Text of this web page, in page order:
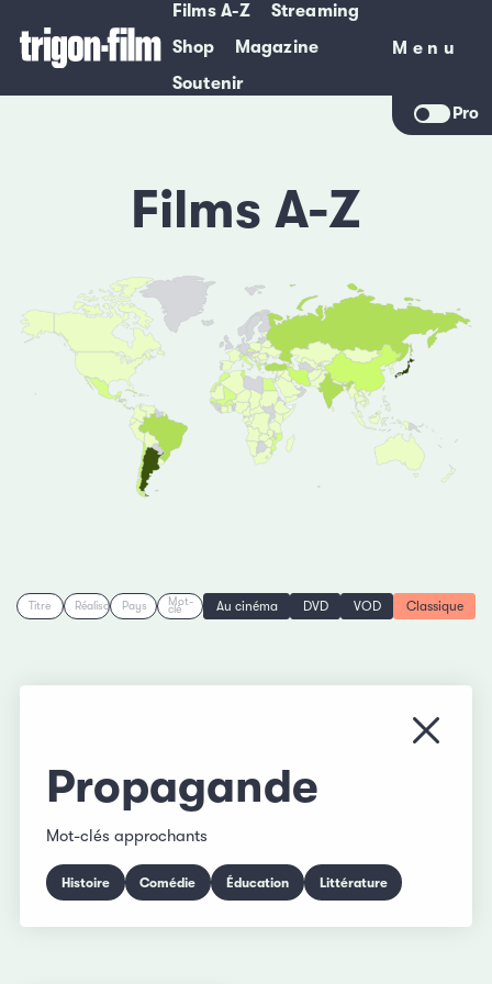
Films A-Z
Streaming
Shop
Magazine
Soutenir
Menu
Menu
Pro
Films A-Z
Titre RéalisationPays Mot-
clé Au cinéma DVD VOD Classique
Propagande
Mot-clés approchants
Histoire Comédie Éducation Littérature